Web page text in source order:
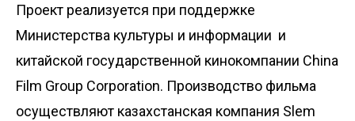
Проект реализуется при поддержке
Министерства культуры и информации и
китайской государственной кинокомпании China
Film Group Corporation. Производство фильма
осуществляют казахстанская компания Sәlem